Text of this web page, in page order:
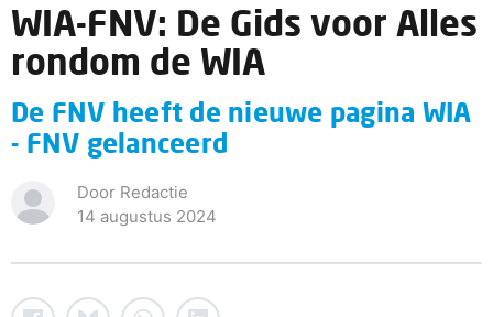
WIA-FNV: De Gids voor Alles
rondom de WIA
De FNV heeft de nieuwe pagina WIA
- FNV gelanceerd
Door Redactie
14 augustus 2024